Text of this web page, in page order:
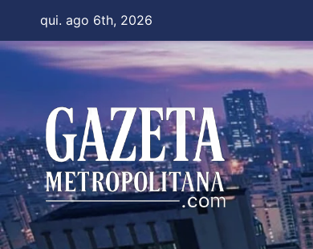
content
qui. ago 6th, 2026